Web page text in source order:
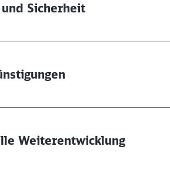
Sicherheit
Weiterentwicklung